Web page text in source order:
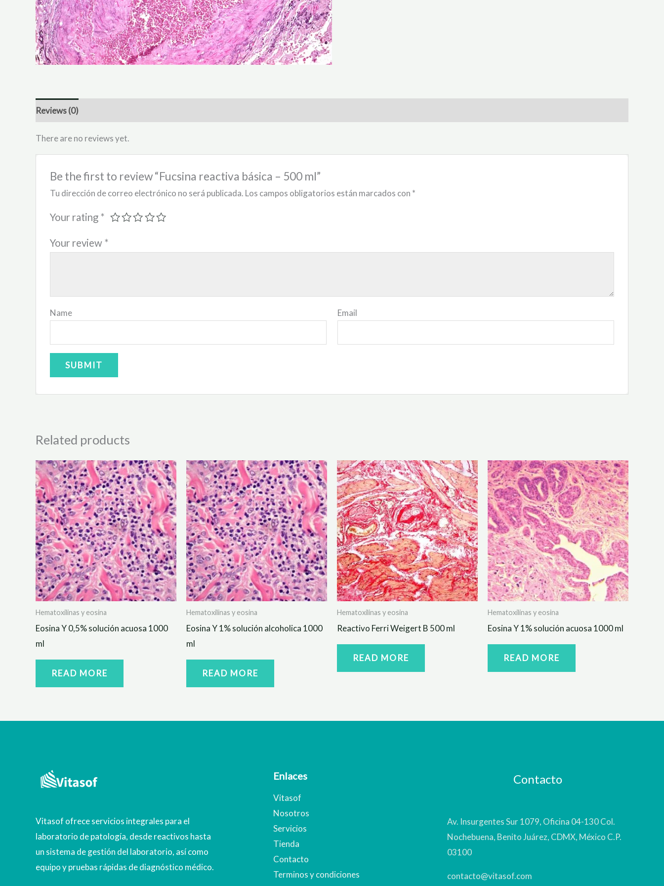
Reviews (0)
There are no reviews yet.
Be the first to review “Fucsina reactiva básica – 500 ml”
Tu dirección de correo electrónico no será publicada. Los campos obligatorios están marcados con *
Your rating *
Your review *
Name Email
Related products
Hematoxilinas y eosina
Eosina Y 0,5% solución acuosa 1000
ml
READ MORE
Hematoxilinas y eosina
Eosina Y 1% solución alcoholica 1000
ml
READ MORE
Hematoxilinas y eosina
Reactivo Ferri Weigert B 500 ml
READ MORE
Hematoxilinas y eosina
Eosina Y 1% solución acuosa 1000 ml
READ MORE
Vitasof ofrece servicios integrales para el
laboratorio de patología, desde reactivos hasta
un sistema de gestión del laboratorio, así como
equipo y pruebas rápidas de diagnóstico médico.
Enlaces
Vitasof
Nosotros
Servicios
Tienda
Contacto
Terminos y condiciones
Contacto
Av. Insurgentes Sur 1079, Oficina 04-130 Col.
Nochebuena, Benito Juárez, CDMX, México C.P.
03100
contacto@vitasof.com